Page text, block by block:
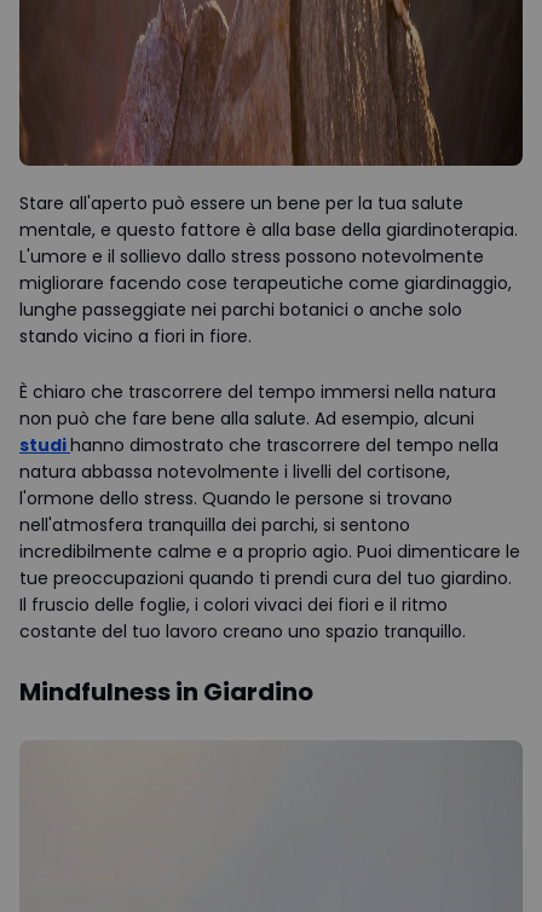
Stare all'aperto può essere un bene per la tua salute
mentale, e questo fattore è alla base della giardinoterapia.
L'umore e il sollievo dallo stress possono notevolmente
migliorare facendo cose terapeutiche come giardinaggio,
lunghe passeggiate nei parchi botanici o anche solo
stando vicino a fiori in fiore.
È chiaro che trascorrere del tempo immersi nella natura
non può che fare bene alla salute. Ad esempio, alcuni
studihanno dimostrato che trascorrere del tempo nella
natura abbassa notevolmente i livelli del cortisone,
l'ormone dello stress. Quando le persone si trovano
nell'atmosfera tranquilla dei parchi, si sentono
incredibilmente calme e a proprio agio. Puoi dimenticare le
tue preoccupazioni quando ti prendi cura del tuo giardino.
Il fruscio delle foglie, i colori vivaci dei fiori e il ritmo
costante del tuo lavoro creano uno spazio tranquillo.
Mindfulness in Giardino